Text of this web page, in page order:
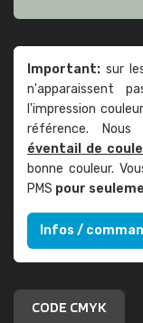
Important: sur
n'apparaissent
l'impression
référence. Nous
éventail de
bonne couleur.
PMS pour
Infos /
CODE CMYK